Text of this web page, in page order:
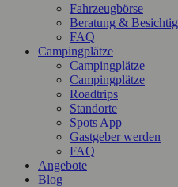
Fahrzeugbörse
Beratung &
FAQ
Campingplätze
Campingplätze
Campingplätze
Roadtrips
Standorte
Spots App
Gastgeber werden
FAQ
Angebote
Blog